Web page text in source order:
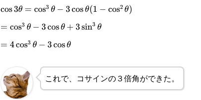
3\cos\theta\sin^2\theta=\cos
3\theta
\cos3\theta=\cos^3\theta-
3\cos\theta(1-
\cos^2\theta)
cos3θ = cos3 θ − 3cosθ(1 − cos2 θ)
=\cos^3\theta-
3\cos\theta+3\sin^3\theta
= cos3 θ − 3cosθ + 3sin3 θ
=4\cos^3\theta-
= 4cos3 θ − 3cosθ
これで、コサインの３倍角ができた。